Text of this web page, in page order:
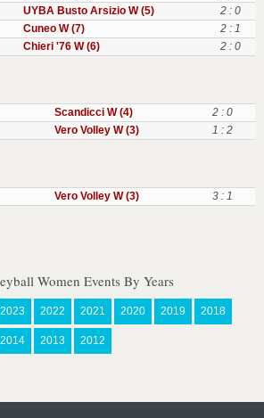
UYBA Busto Arsizio W (5)
2 : 0
Cuneo W (7)
2 : 1
Chieri '76 W (6) 2 : 0
Scandicci W (4)
2 : 0
Vero Volley W (3) 1 : 2
Vero Volley W (3) 3 : 1
Women Events By Years
2023 2022 2021 2020 2019 2018
2014 2013 2012